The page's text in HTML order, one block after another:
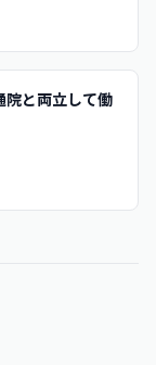
院と両立して働